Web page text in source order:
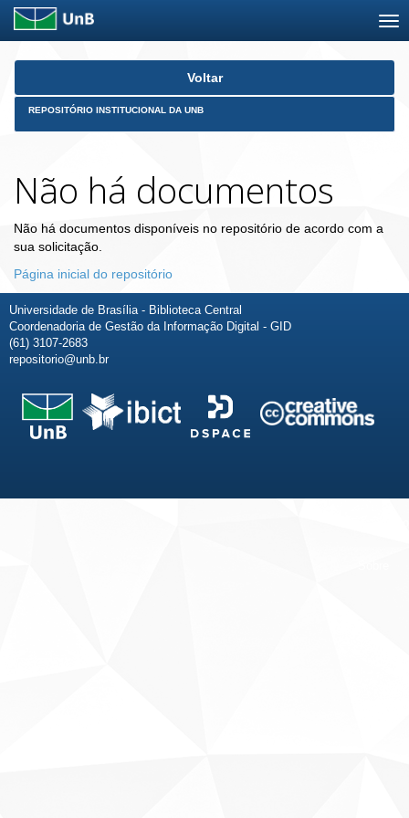
Skip
Voltar
REPOSITÓRIO INSTITUCIONAL DA UNB
Não há documentos
Não há documentos disponíveis no repositório de acordo com a
sua solicitação.
Página inicial do repositório
Universidade de Brasília - Biblioteca Central
Coordenadoria de Gestão da Informação Digital - GID
(61) 3107-2683
repositorio@unb.br